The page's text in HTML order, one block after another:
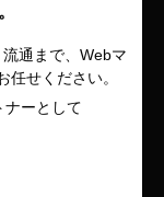
通まで、Webマ
任せください。
ナーとして